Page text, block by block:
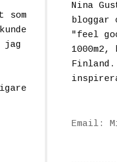
som
jag
Nina
bloggar
"feel
Email: